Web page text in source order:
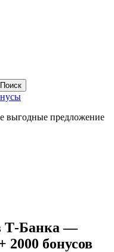
выгодные предложение
Т-Банка —
2000 бонусов